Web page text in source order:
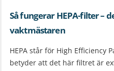
Så fungerar HEPA-filter –
vaktmästaren
HEPA står för High Efficiency
betyder att det här filtret är